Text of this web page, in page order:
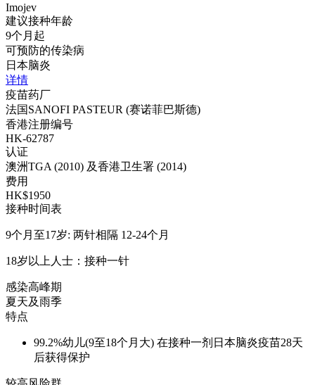
Imojev
建议接种年龄
9个月起
可预防的传染病
日本脑炎
详情
疫苗药厂
法国SANOFI PASTEUR (赛诺菲巴斯德)
香港注册编号
HK-62787
认证
澳洲TGA (2010) 及香港卫生署 (2014)
费用
HK$1950
接种时间表
9个月至17岁: 两针相隔 12-24个月
18岁以上人士：接种一针
感染高峰期
夏天及雨季
特点
99.2%幼儿(9至18个月大) 在接种一剂日本脑炎疫苗28天
后获得保护